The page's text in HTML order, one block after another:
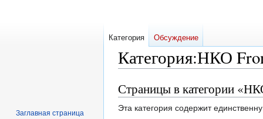
Категория:НКО
Перейти
к
навигации
Перейти
к
поиску
Страницы в категории
Эта категория содержит
Категория Обсуждение
Заглавная страница